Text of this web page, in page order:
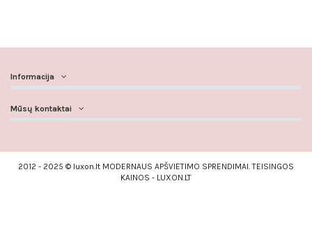
Informacija
Mūsų kontaktai
2012 - 2025 © luxon.lt MODERNAUS APŠVIETIMO SPRENDIMAI. TEISINGOS
KAINOS - LUXON.LT